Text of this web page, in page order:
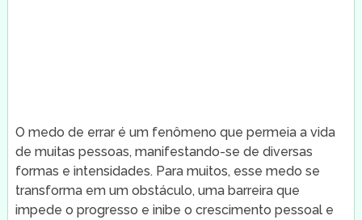
O medo de errar é um fenômeno que permeia a vida
de muitas pessoas, manifestando-se de diversas
formas e intensidades. Para muitos, esse medo se
transforma em um obstáculo, uma barreira que
impede o progresso e inibe o crescimento pessoal e